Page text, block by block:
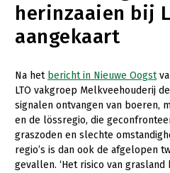
Mooi groen
Sterk ondernemerschap
Transitiepaden
Thema’s
Gezonde planten
Gezonde dieren
herinzaaien bij
aangekaart
Na het bericht in Nieuwe Oogst
LTO vakgroep Melkveehouderij
signalen ontvangen van boeren,
en de lössregio, die
graszoden en slechte
regio’s is dan ook de afgelopen
gevallen. ‘Het risico van